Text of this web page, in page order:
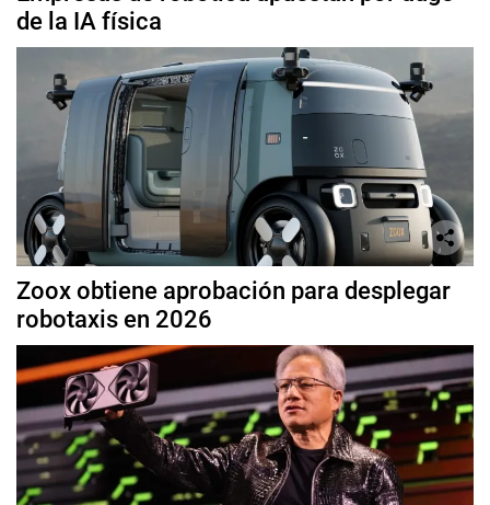
de la IA física
Zoox obtiene aprobación para desplegar
robotaxis en 2026